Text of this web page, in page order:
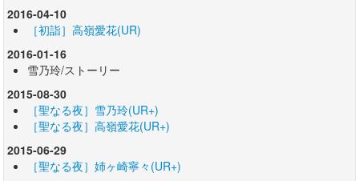
2016-04-10
［初詣］高嶺愛花(UR)
2016-01-16
雪乃玲/ストーリー
2015-08-30
［聖なる夜］雪乃玲(UR+)
［聖なる夜］高嶺愛花(UR+)
2015-06-29
［聖なる夜］姉ヶ崎寧々(UR+)